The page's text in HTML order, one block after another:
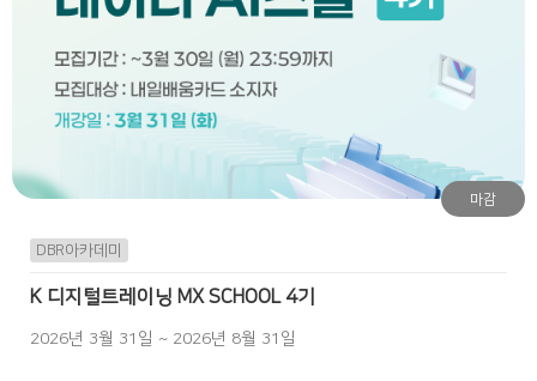
마감
DBR아카데미
K 디지털트레이닝 MX SCHOOL 4기
2026년 3월 31일 ~ 2026년 8월 31일